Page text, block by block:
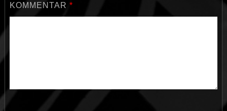
KOMMENTAR *